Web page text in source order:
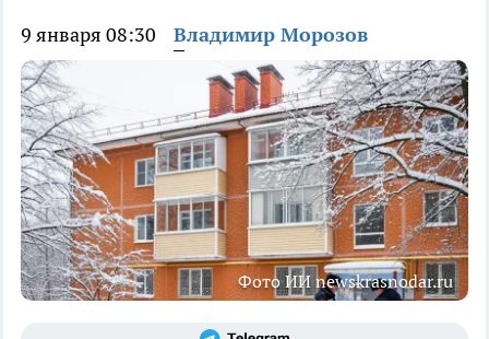
9 января 08:30 Владимир Морозов
Фото ИИ newskrasnodar.ru